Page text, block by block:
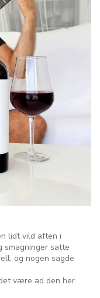
lidt vild aften i
smagninger satte
og nogen sagde
være ad den her